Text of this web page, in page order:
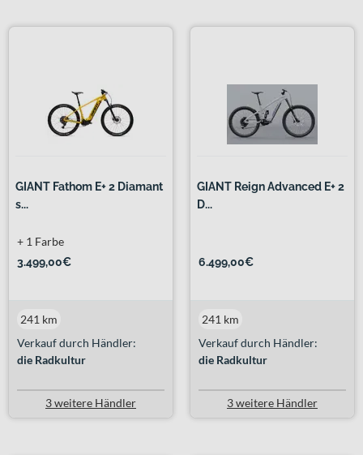
GIANT Fathom E+ 2 Diamant
s...
3.499,00€
+ 1 Farbe
Verkauf durch Händler:
die Radkultur
241 km
3 weitere Händler
GIANT Reign Advanced E+ 2
D...
6.499,00€
Verkauf durch Händler:
die Radkultur
241 km
3 weitere Händler